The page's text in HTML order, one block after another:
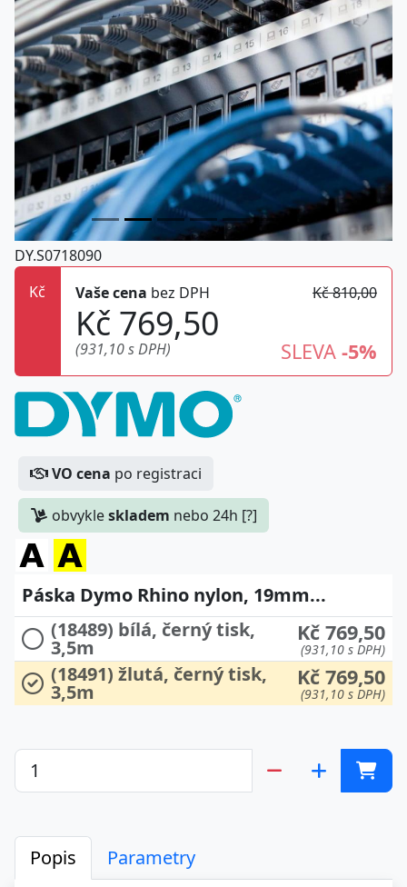
DY.S0718090
Kč
Vaše cena bez DPH Kč 810,00
Kč 769,50
(931,10 s DPH) SLEVA -5%
VO cena po registraci
obvykleskladem nebo 24h [?]
Páska Dymo Rhino nylon, 19mm...
(18489) bílá, černý tisk,
3,5m
Kč 769,50
(931,10 s DPH)
(18491) žlutá, černý tisk,
3,5m
Kč 769,50
(931,10 s DPH)
Popis Parametry